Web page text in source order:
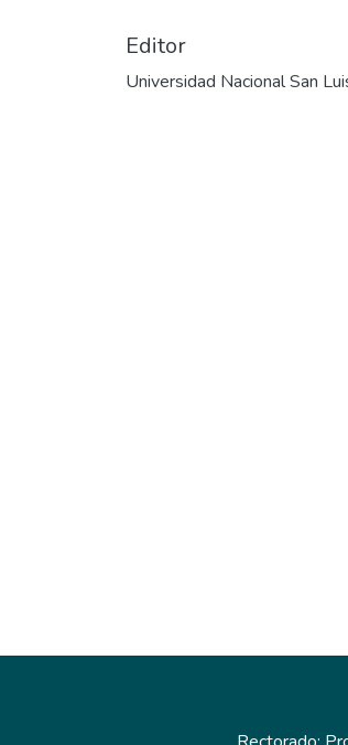
Editor
Universidad Nacional San